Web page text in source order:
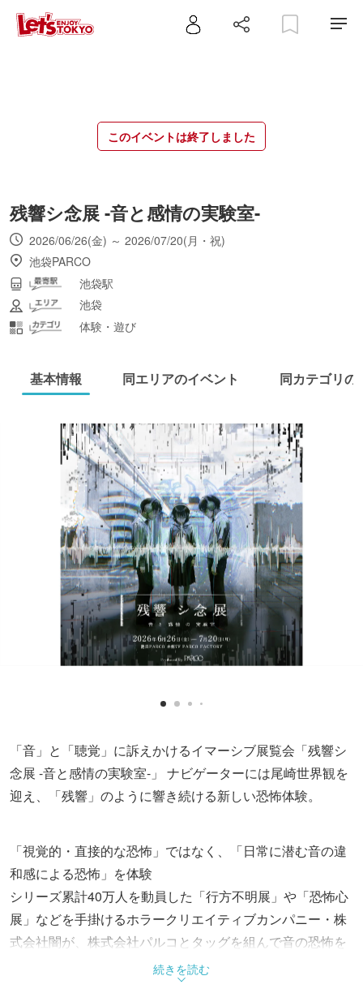
このイベントは終了しました
残響シ念展 -音と感情の実験室-
2026/06/26(金) ～ 2026/07/20(月・祝)
池袋PARCO
池袋駅
池袋
体験・遊び
基本情報 同エリアのイベント 同カテゴリの
「音」と「聴覚」に訴えかけるイマーシブ展覧会「残響シ
念展 -音と感情の実験室-」 ナビゲーターには尾崎世界観を
迎え、「残響」のように響き続ける新しい恐怖体験。
「視覚的・直接的な恐怖」ではなく、「日常に潜む音の違
和感による恐怖」を体験
シリーズ累計40万人を動員した「行方不明展」や「恐怖心
展」などを手掛けるホラークリエイティブカンパニー・株
式会社闇が、株式会社パルコとタッグを組んで音の恐怖を
テーマにした新作展覧会「残響シ念展 -音と感情の実験
室-」がPARCO FACTORY(池袋PARCO 本館7F)にて開催さ
続きを読む